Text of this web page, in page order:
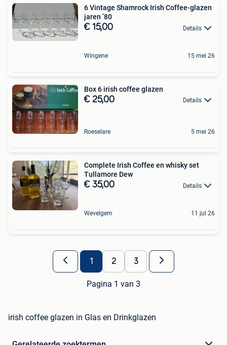
6 Vintage Shamrock Irish Coffee-glazen
jaren ’80
€ 15,00 Details
Wingene 15 mei 26
Box 6 irish coffee glazen
€ 25,00 Details
Roeselare 5 mei 26
Complete Irish Coffee en whisky set
Tullamore Dew
€ 35,00 Details
Wevelgem 11 jul 26
1 2 3
Pagina 1 van 3
irish coffee glazen in Glas en Drinkglazen